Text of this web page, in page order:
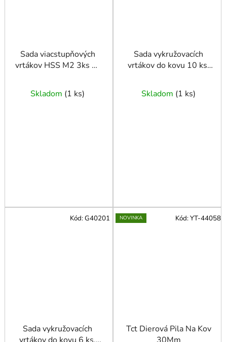
Sada viacstupňových
vrtákov HSS M2 3ks 4-
Skladom (1 ks)
Sada vykružovacích
vrtákov do kovu 10 ks.
Skladom (1 ks)
Sada vykružovacích
Kód:G40201 NOVINKA
Tct Dierová Pila Na Kov
Kód:YT-44058